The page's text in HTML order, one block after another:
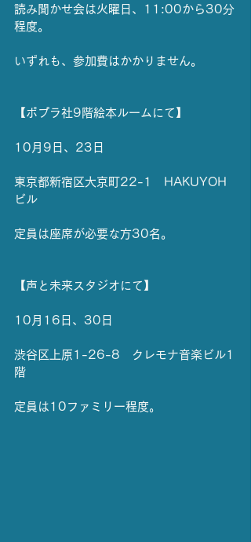
読み聞かせ会は火曜日、11:00から30分
程度。
いずれも、参加費はかかりません。
【ポプラ社9階絵本ルームにて】
10月9日、23日
東京都新宿区大京町22-1　HAKUYOH
ビル
定員は座席が必要な方30名。
【声と未来スタジオにて】
10月16日、30日
渋谷区上原1-26-8　クレモナ音楽ビル1
階
定員は10ファミリー程度。